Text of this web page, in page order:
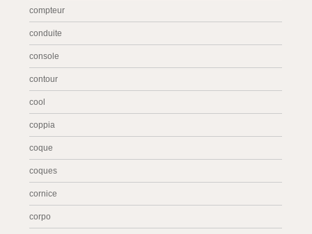
compteur
conduite
console
contour
cool
coppia
coque
coques
cornice
corpo